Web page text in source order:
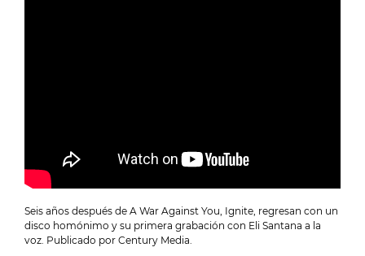
Seis años después de A War Against You, Ignite, regresan con un
disco homónimo y su primera grabación con Eli Santana a la
voz. Publicado por Century Media.